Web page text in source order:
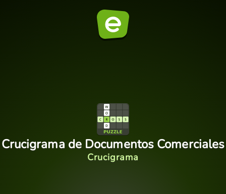
Crucigrama de Documentos Comerciales
Crucigrama